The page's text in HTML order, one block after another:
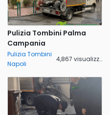
Pulizia Tombini Palma
Campania
Pulizia Tombini
Napoli
4,867 visualizzazioni